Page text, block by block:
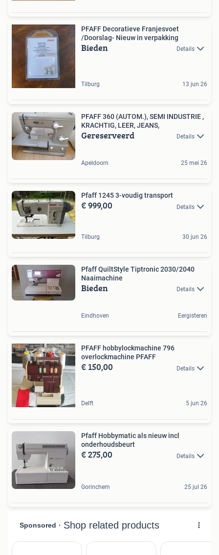
PFAFF Decoratieve Franjesvoet
/Doorslag- Nieuw in verpakking
Bieden Details
Tilburg 13 jun 26
PFAFF 360 (AUTOM.), SEMI INDUSTRIE ,
KRACHTIG, LEER, JEANS,
Gereserveerd Details
Apeldoorn 25 mei 26
Pfaff 1245 3-voudig transport
€ 999,00 Details
Tilburg 30 jun 26
Pfaff QuiltStyle Tiptronic 2030/2040
Naaimachine
Bieden Details
Eindhoven Eergisteren
PFAFF hobbylockmachine 796
overlockmachine PFAFF
€ 150,00 Details
Delft 5 jun 26
Pfaff Hobbymatic als nieuw incl
onderhoudsbeurt
€ 275,00 Details
Gorinchem 25 jul 26